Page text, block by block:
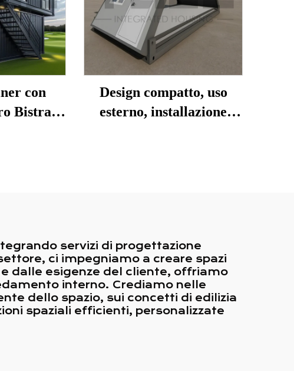
con
Bistrato
Design compatto, uso
esterno, installazione
servizi di progettazione
ci impegniamo a creare spazi
dalle esigenze del cliente, offriamo
interno. Crediamo nelle
dello spazio, sui concetti di edilizia
spaziali efficienti, personalizzate